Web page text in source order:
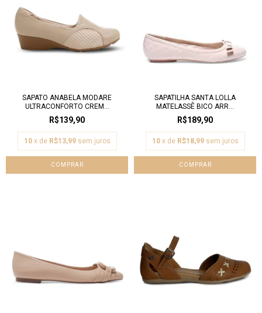
SAPATO ANABELA MODARE
ULTRACONFORTO CREM...
R$139,90
10 x de R$13,99 sem juros
COMPRAR
SAPATILHA SANTA LOLLA
MATELASSÊ BICO ARR...
R$189,90
10 x de R$18,99 sem juros
COMPRAR